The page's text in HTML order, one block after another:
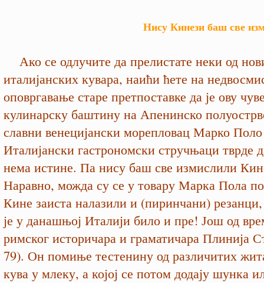
Нису Кинези баш све
Ако се одлучите да прелистате неки од
италијанских кувара, наићи ћете на
оповргавање старе претпоставке да је ову
кулинарску баштину на Апенинско
славни венецијански морепловац Марко
Италијански гастрономски стручњаци тврде
нема истине. Па нису баш све измислили
Наравно, можда су се у товару Марка Пола
Кине заиста налазили и (пиринчани)
је у данашњој Италији било и пре! Још од
римског историчара и граматичара Плинија
79). Он помиње тестенину од различитих
кува у млеку, а којој се потом додају шунка